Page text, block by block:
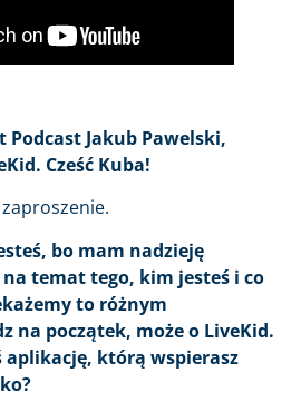
Podcast Jakub Pawelski,
Cześć Kuba!
bo mam nadzieję
temat tego, kim jesteś i co
to różnym
na początek, może o LiveKid.
aplikację, którą wspierasz